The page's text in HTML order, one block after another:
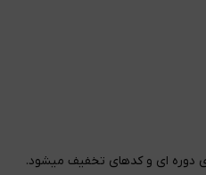
دوره ای و کدهای تخفیف میشود.